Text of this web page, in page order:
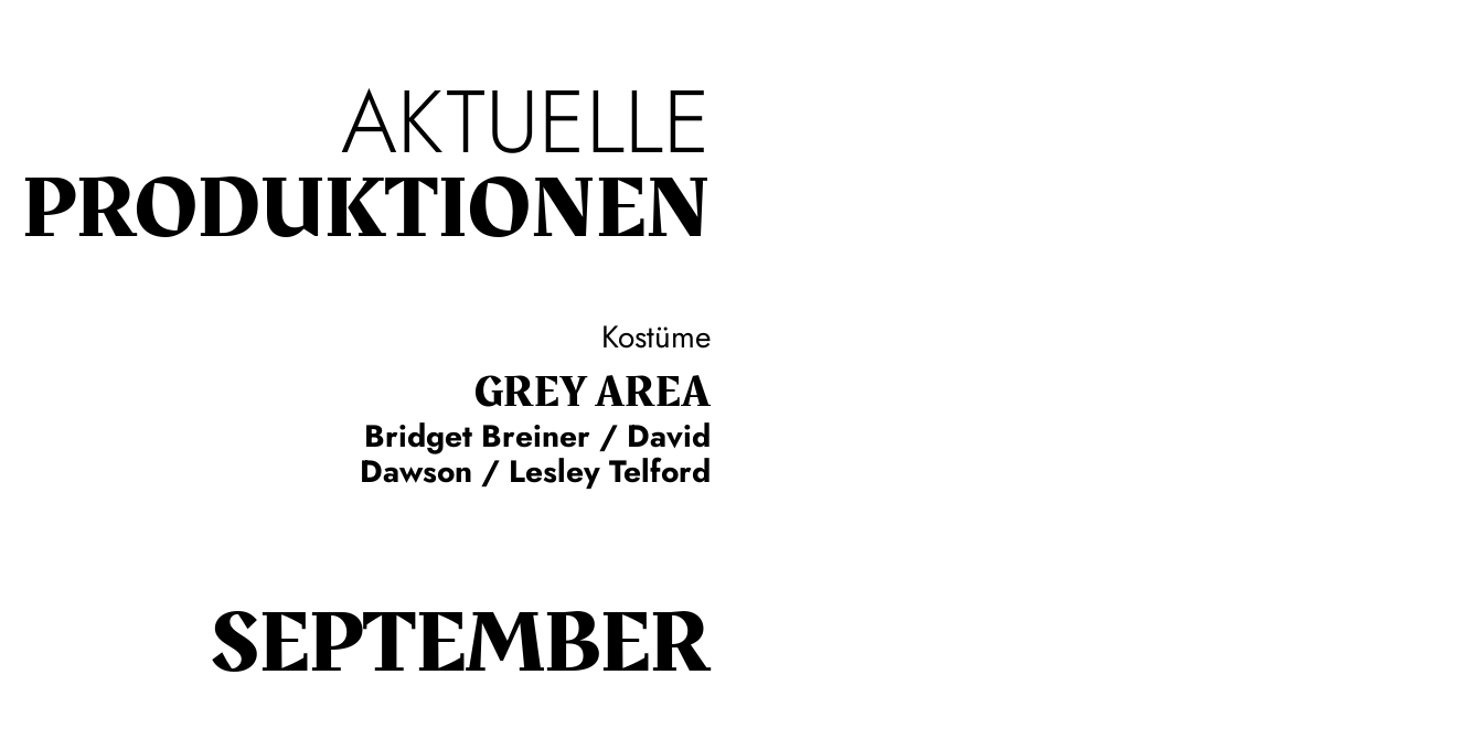
AKTUELLE
PRODUKTIONEN
Kostüme
GREY AREA
Bridget Breiner / David
Dawson / Lesley Telford
SEPTEMBER